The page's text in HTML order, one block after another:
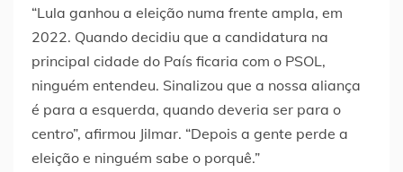
“Lula ganhou a eleição numa frente ampla, em
2022. Quando decidiu que a candidatura na
principal cidade do País ficaria com o PSOL,
ninguém entendeu. Sinalizou que a nossa aliança
é para a esquerda, quando deveria ser para o
centro”, afirmou Jilmar. “Depois a gente perde a
eleição e ninguém sabe o porquê.”